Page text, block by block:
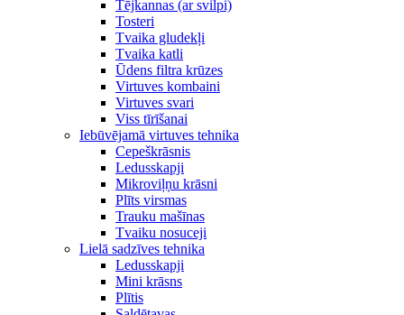
Tējkannas (ar svilpi)
Tosteri
Tvaika gludekļi
Tvaika katli
Ūdens filtra krūzes
Virtuves kombaini
Virtuves svari
Viss tīrīšanai
Iebūvējamā virtuves tehnika
Cepeškrāsnis
Ledusskapji
Mikroviļņu krāsni
Plīts virsmas
Trauku mašīnas
Tvaiku nosuceji
Lielā sadzīves tehnika
Ledusskapji
Mini krāsns
Plītis